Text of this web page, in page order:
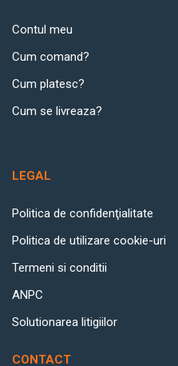
Contul meu
Cum comand?
Cum platesc?
Cum se livreaza?
LEGAL
Politica de confidenţialitate
Politica de utilizare cookie-uri
Termeni si conditii
ANPC
Solutionarea litigiilor
CONTACT